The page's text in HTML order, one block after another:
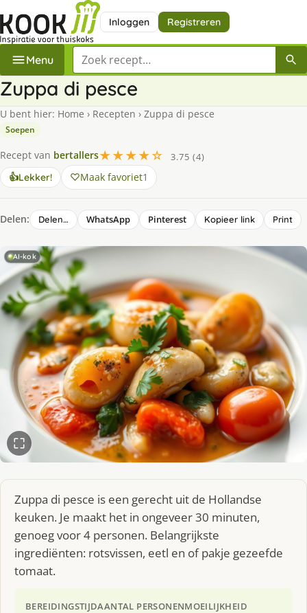
Inloggen Registreren
Menu Zoek een recept
Zuppa di pesce
U bent hier: Home › Recepten › Zuppa di pesce
Soepen
Recept van bertallers★★★★☆
3.75 (4)
👍Lekker! Maak favoriet1
Delen: Delen… WhatsApp Pinterest Kopieer link Print
AI-kok
Zuppa di pesce is een gerecht uit de Hollandse
keuken. Je maakt het in ongeveer 30 minuten,
genoeg voor 4 personen. Belangrijkste
ingrediënten: rotsvissen, eetl en of pakje gezeefde
tomaat.
BEREIDINGSTIJDAANTAL PERSONENMOEILIJKHEID